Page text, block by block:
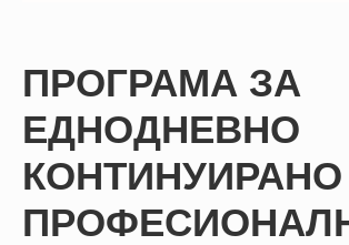
СТАНАМ
НАСТАНИ
КОНТАКТ
ПРОГРАМА ЗА
ЕДНОДНЕВНО
КОНТИНУИРАНО